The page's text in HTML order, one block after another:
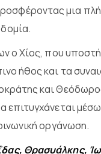
μια
ο Χίος, που
ήθος και τα
και
επιτυγχάνεται
οργάνωση.
Θρασυάλκης,